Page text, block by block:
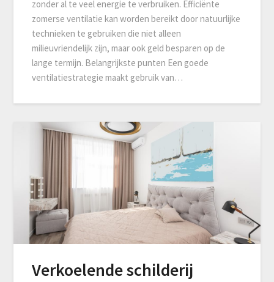
zonder al te veel energie te verbruiken. Efficiënte
zomerse ventilatie kan worden bereikt door natuurlijke
technieken te gebruiken die niet alleen
milieuvriendelijk zijn, maar ook geld besparen op de
lange termijn. Belangrijkste punten Een goede
ventilatiestrategie maakt gebruik van…
Verkoelende schilderij